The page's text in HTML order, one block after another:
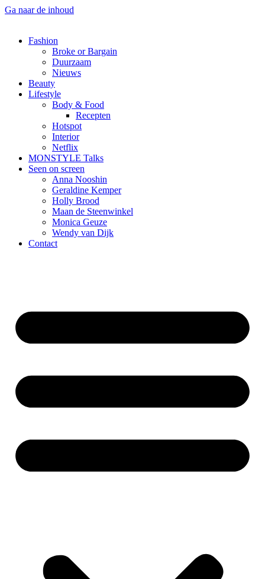
Ga naar de inhoud
Fashion
Broke or Bargain
Duurzaam
Nieuws
Beauty
Lifestyle
Body & Food
Recepten
Hotspot
Interior
Netflix
MONSTYLE Talks
Seen on screen
Anna Nooshin
Geraldine Kemper
Holly Brood
Maan de Steenwinkel
Monica Geuze
Wendy van Dijk
Contact